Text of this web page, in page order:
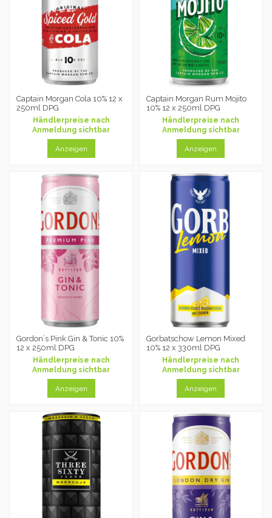
Captain Morgan Cola 10% 12 x
250ml DPG
Händlerpreise nach
Anmeldung sichtbar
Anzeigen
Captain Morgan Rum Mojito
10% 12 x 250ml DPG
Händlerpreise nach
Anmeldung sichtbar
Anzeigen
Gordon´s Pink Gin & Tonic 10%
12 x 250ml DPG
Händlerpreise nach
Anmeldung sichtbar
Anzeigen
Gorbatschow Lemon Mixed
10% 12 x 330ml DPG
Händlerpreise nach
Anmeldung sichtbar
Anzeigen